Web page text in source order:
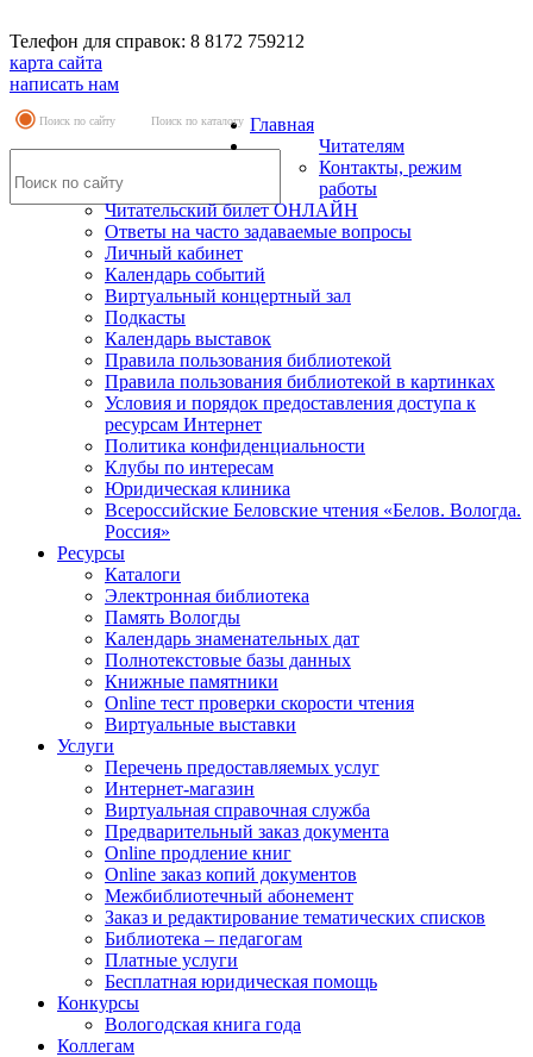
Телефон для справок: 8 8172 759212
карта сайта
написать нам
Поиск по сайту Поиск по каталогу Главная
Читателям
Контакты, режим
работы
Читательский билет ОНЛАЙН
Ответы на часто задаваемые вопросы
Личный кабинет
Календарь событий
Виртуальный концертный зал
Подкасты
Календарь выставок
Правила пользования библиотекой
Правила пользования библиотекой в картинках
Условия и порядок предоставления доступа к
ресурсам Интернет
Политика конфиденциальности
Клубы по интересам
Юридическая клиника
Всероссийские Беловские чтения «Белов. Вологда.
Россия»
Ресурсы
Каталоги
Электронная библиотека
Память Вологды
Календарь знаменательных дат
Полнотекстовые базы данных
Книжные памятники
Online тест проверки скорости чтения
Виртуальные выставки
Услуги
Перечень предоставляемых услуг
Интернет-магазин
Виртуальная справочная служба
Предварительный заказ документа
Online продление книг
Online заказ копий документов
Межбиблиотечный абонемент
Заказ и редактирование тематических списков
Библиотека – педагогам
Платные услуги
Бесплатная юридическая помощь
Конкурсы
Вологодская книга года
Коллегам